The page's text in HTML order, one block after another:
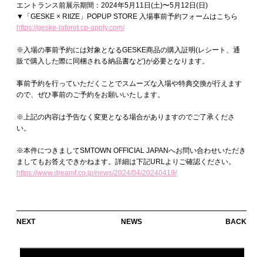
エントランス前展示期間：2024年5月11日(土)〜5月12日(日)
▼「GESKE × RIIZE」POPUP STORE 入場事前予約フォームはこちら
https://geske-laforet.cp-apply.com/
※入場の事前予約には対象となるGESKE商品の購入証明(レシート、通
販で購入した際に同梱される納品書など)が必要となります。
事前予約を行っていただくことでスムーズな入場や特典交換が行えます
ので、ぜひ事前のご予約をお願いいたします。
※上記の内容は予告なく変更となる場合がありますのでご了承くださ
い。
※本件につきましてSMTOWN OFFICIAL JAPANへお問い合わせいただき
ましてもお答えできかねます。詳細は下記URLよりご確認ください。
https://www.dreamf.co.jp/news/2024/04/20240419/
NEXT NEWS BACK